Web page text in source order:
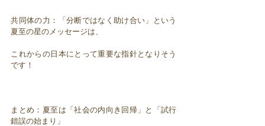
共同体の力：「分断ではなく助け合い」という
夏至の星のメッセージは、
これからの日本にとって重要な指針となりそう
です！
まとめ：夏至は「社会の内向き回帰」と「試行
錯誤の始まり」